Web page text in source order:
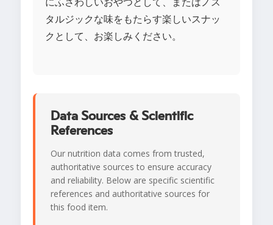
タルジックな味をもたらす楽しいスナッ
クとして、お楽しみください。
Data Sources & Scientific
References
Our nutrition data comes from trusted,
authoritative sources to ensure accuracy
and reliability. Below are specific scientific
references and authoritative sources for
this food item.